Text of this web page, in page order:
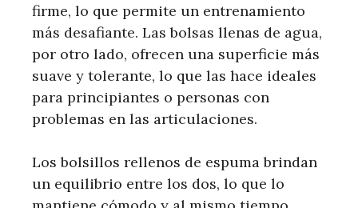
firme, lo que permite un entrenamiento
más desafiante. Las bolsas llenas de agua,
por otro lado, ofrecen una superficie más
suave y tolerante, lo que las hace ideales
para principiantes o personas con
problemas en las articulaciones.
Los bolsillos rellenos de espuma brindan
un equilibrio entre los dos, lo que lo